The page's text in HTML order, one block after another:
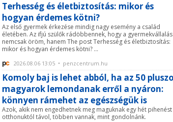
Terhesség és életbiztosítás: mikor és
hogyan érdemes kötni?
Az első gyermek érkezése mindig nagy esemény a család
életében. Az ifjú szülők rádöbbennek, hogy a gyermekvállalás
nemcsak öröm, hanem The post Terhesség és életbiztosítás:
mikor és hogyan érdemes kötni? ...
2026.08.06 13:05 • penzcentrum.hu
Komoly baj is lehet abból, ha az 50
magyarok lemondanak erről a nyáron:
könnyen rámehet az egészségük is
Azok, akik nem engedhetnek meg maguknak egy hét
otthonuktól távol, többen vannak, mint gondolnánk.